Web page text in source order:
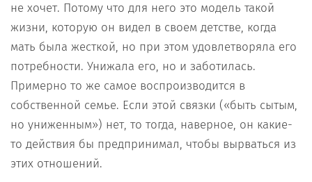
не хочет. Потому что для него это модель такой
жизни, которую он видел в своем детстве, когда
мать была жесткой, но при этом удовлетворяла его
потребности. Унижала его, но и заботилась.
Примерно то же самое воспроизводится в
собственной семье. Если этой связки («быть сытым,
но униженным») нет, то тогда, наверное, он какие-
то действия бы предпринимал, чтобы вырваться из
этих отношений.